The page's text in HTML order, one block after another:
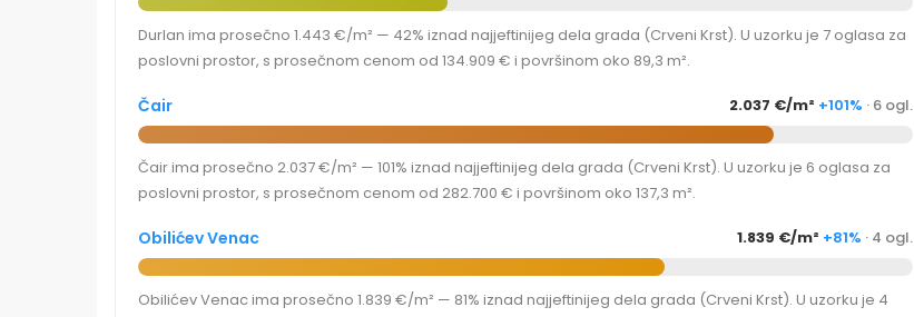
Durlan ima prosečno 1.443 €/m² — 42% iznad najjeftinijeg dela grada (Crveni Krst). U uzorku je 7 oglasa za
poslovni prostor, s prosečnom cenom od 134.909 € i površinom oko 89,3 m².
Čair 2.037 €/m² +101% · 6 ogl.
Čair ima prosečno 2.037 €/m² — 101% iznad najjeftinijeg dela grada (Crveni Krst). U uzorku je 6 oglasa za
poslovni prostor, s prosečnom cenom od 282.700 € i površinom oko 137,3 m².
Obilićev Venac 1.839 €/m² +81% · 4 ogl.
Obilićev Venac ima prosečno 1.839 €/m² — 81% iznad najjeftinijeg dela grada (Crveni Krst). U uzorku je 4